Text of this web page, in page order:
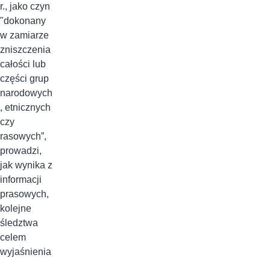
r., jako czyn
"dokonany
w zamiarze
zniszczenia
całości lub
części grup
narodowych
, etnicznych
czy
rasowych”,
prowadzi,
jak wynika z
informacji
prasowych,
kolejne
śledztwa
celem
wyjaśnienia